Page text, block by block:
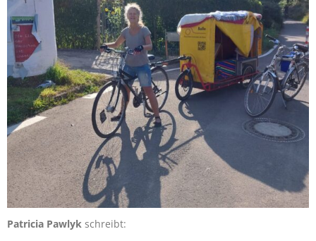
Commons
Kontakt
Patricia Pawlyk schreibt: